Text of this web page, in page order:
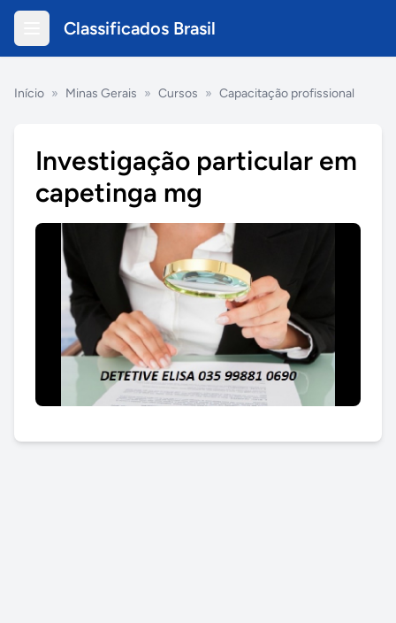
Classificados Brasil
Início » Minas Gerais » Cursos » Capacitação profissional
Investigação particular em
capetinga mg